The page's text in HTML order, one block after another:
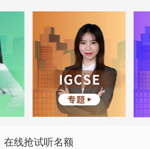
在线抢试听名额